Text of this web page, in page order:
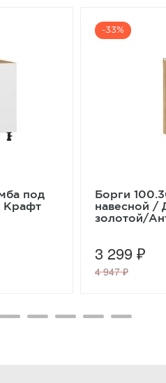
под
Крафт
-33%
Борги
навесной /
золотой/
3 299 ₽
4 947 ₽